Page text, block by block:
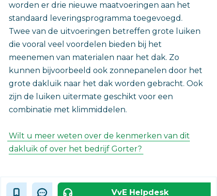
worden er drie nieuwe maatvoeringen aan het
standaard leveringsprogramma toegevoegd.
Twee van de uitvoeringen betreffen grote luiken
die vooral veel voordelen bieden bij het
meenemen van materialen naar het dak. Zo
kunnen bijvoorbeeld ook zonnepanelen door het
grote dakluik naar het dak worden gebracht. Ook
zijn de luiken uitermate geschikt voor een
combinatie met klimmiddelen.
Wilt u meer weten over de kenmerken van dit
dakluik of over het bedrijf Gorter?
VvE Helpdesk